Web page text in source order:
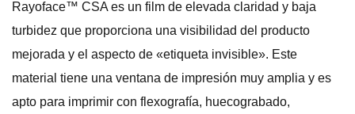
Rayoface™ CSA es un film de elevada claridad y baja
turbidez que proporciona una visibilidad del producto
mejorada y el aspecto de «etiqueta invisible». Este
material tiene una ventana de impresión muy amplia y es
apto para imprimir con flexografía, huecograbado,